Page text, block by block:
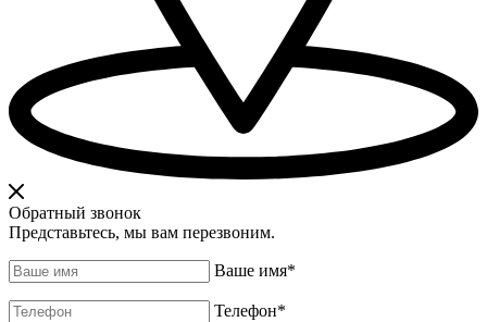
Обратный звонок
Представьтесь, мы вам перезвоним.
Ваше имя*
Телефон*